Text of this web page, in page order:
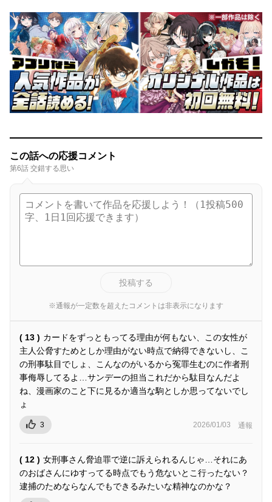
この話への応援コメント
第6話 交錯する思い
投稿する
※通報が一定数を超えたコメントは非表示になります
( 13 ) カードをずっともってる理由が何もない、この女性が
主人公脅すためとしか理由がない時点で納得できないし、こ
の刑事駄目でしょ、こんなのがいるから冤罪生むのに作者刑
事侮辱してるよ…サンデーの担当これだから駄目なんだよ
ね、漫画家のこと下に見るか適当な駒としか思ってないでし
ょ
3 2026/01/03 通報
( 12 ) 女刑事さん脅迫罪で逆に訴えられるんじゃ…それにあ
のおばさんにゆすってる時点でもう危ないとこ行ったない？
逮捕のためならなんでもできるみたいな精神なのかな？